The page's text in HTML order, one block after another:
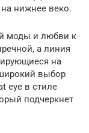
нижнее веко.
моды и любви к
а линия
на
выбор
eye в стиле
подчеркнет